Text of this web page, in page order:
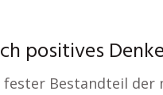
positives
Bestandteil